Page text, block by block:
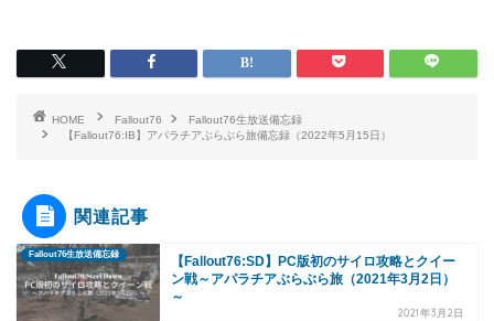
HOME Fallout76
Fallout76生放送備忘録
【Fallout76:IB】アパラチアぶらぶら旅備忘録（2022年5月15日）
関連記事
Fallout76生放送備忘録
【Fallout76:SD】PC版初のサイロ攻略とクイー
ン戦～アパラチアぶらぶら旅（2021年3月2日）
～
2021年3月2日